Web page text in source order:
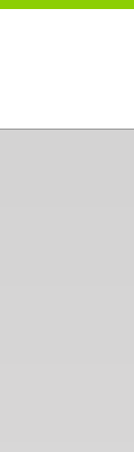
Direkt zum Inhalt